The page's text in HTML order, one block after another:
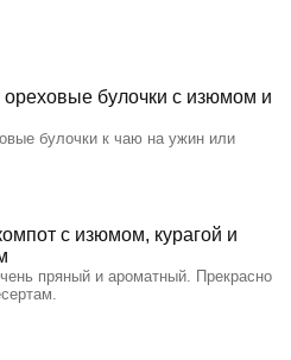
ореховые булочки с изюмом и
булочки к чаю на ужин или
с изюмом, курагой и
пряный и ароматный. Прекрасно